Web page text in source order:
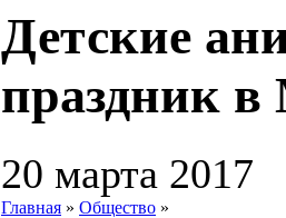
Детские
праздник в
20 марта 2017
Главная » Общество »